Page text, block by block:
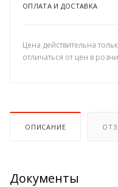
ОПЛАТА И ДОСТАВКА
Цена действительна
отличаться от цен в
ОПИСАНИЕ
Документы